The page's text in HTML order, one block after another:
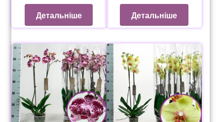
Детальніше Детальніше